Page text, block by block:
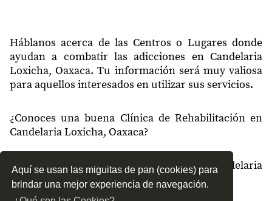
Aquí se usan las miguitas de pan (cookies) para
brindar una mejor experiencia de navegación.
Háblanos acerca de las Centros o Lugares donde
ayudan a combatir las adicciones en Candelaria
Loxicha, Oaxaca. Tu información será muy valiosa
para aquellos interesados en utilizar sus servicios.
¿Conoces una buena Clínica de Rehabilitación en
Candelaria Loxicha, Oaxaca?
¿Qué tipo de tratamientos conoces en Candelaria
Loxicha, Oaxaca?